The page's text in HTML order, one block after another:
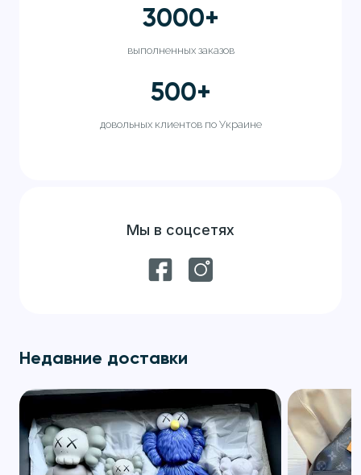
3000+
выполненных заказов
500+
довольных клиентов по Украине
Мы в соцсетях
Недавние доставки